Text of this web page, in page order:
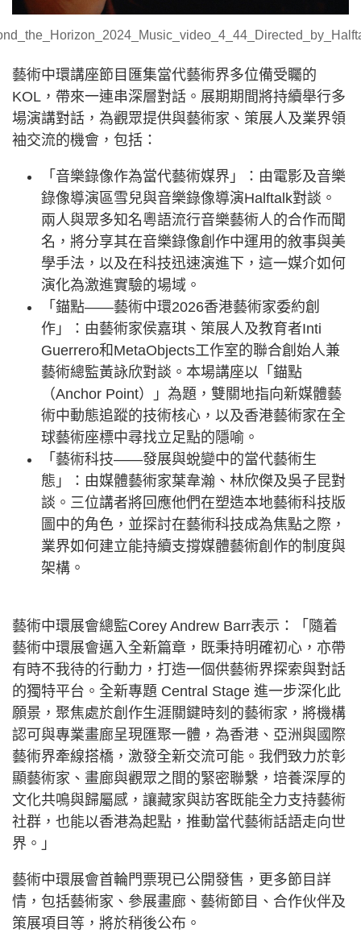
藝術中環講座節目匯集當代藝術界多位備受矚的
KOL，帶來一連串深層對話。展期期間將持續舉行多
場演講對話，為觀眾提供與藝術家、策展人及業界領
袖交流的機會，包括：
「音樂錄像作為當代藝術媒界」：由電影及音樂
錄像導演區雪兒與音樂錄像導演Halftalk對談。
兩人與眾多知名粵語流行音樂藝術人的合作而聞
名，將分享其在音樂錄像創作中運用的敘事與美
學手法，以及在科技迅速演進下，這一媒介如何
演化為激進實驗的場域。
「錨點——藝術中環2026香港藝術家委約創
作」：由藝術家侯嘉琪、策展人及教育者Inti
Guerrero和MetaObjects工作室的聯合創始人兼
藝術總監黃詠欣對談。本場講座以「錨點
（Anchor Point）」為題，雙關地指向新媒體藝
術中動態追蹤的技術核心，以及香港藝術家在全
球藝術座標中尋找立足點的隱喻。
「藝術科技——發展與蛻變中的當代藝術生
態」：由媒體藝術家葉韋瀚、林欣傑及吳子昆對
談。三位講者將回應他們在塑造本地藝術科技版
圖中的角色，並探討在藝術科技成為焦點之際，
業界如何建立能持續支撐媒體藝術創作的制度與
架構。
藝術中環展會總監Corey Andrew Barr表示：「隨着
藝術中環展會邁入全新篇章，既秉持明確初心，亦帶
有時不我待的行動力，打造一個供藝術界探索與對話
的獨特平台。全新專題 Central Stage 進一步深化此
願景，聚焦處於創作生涯關鍵時刻的藝術家，將機構
認可與專業畫廊呈現匯聚一體，為香港、亞洲與國際
藝術界牽線搭橋，激發全新交流可能。我們致力於彰
顯藝術家、畫廊與觀眾之間的緊密聯繫，培養深厚的
文化共鳴與歸屬感，讓藏家與訪客既能全力支持藝術
社群，也能以香港為起點，推動當代藝術話語走向世
界。」
藝術中環展會首輪門票現已公開發售，更多節目詳
情，包括藝術家、參展畫廊、藝術節目、合作伙伴及
策展項目等，將於稍後公布。